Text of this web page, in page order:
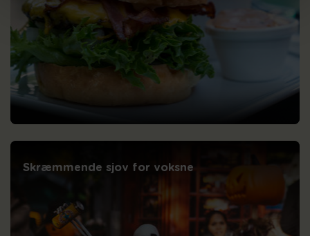
Skræmmende sjov for voksne